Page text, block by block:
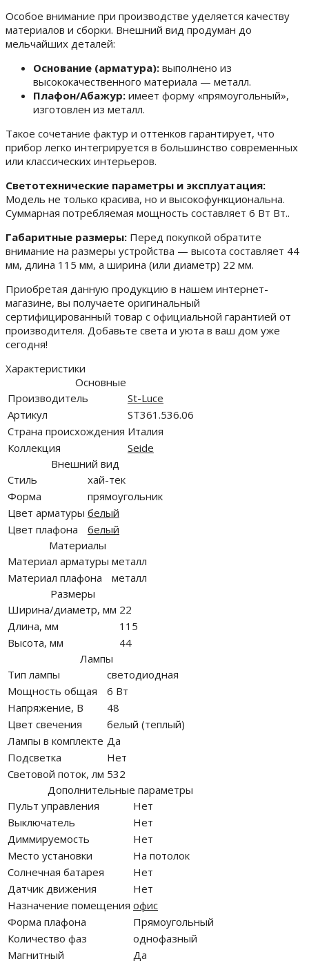
Особое внимание при производстве уделяется качеству
материалов и сборки. Внешний вид продуман до
мельчайших деталей:
Основание (арматура): выполнено из
высококачественного материала — металл.
Плафон/Абажур: имеет форму «прямоугольный»,
изготовлен из металл.
Такое сочетание фактур и оттенков гарантирует, что
прибор легко интегрируется в большинство современных
или классических интерьеров.
Светотехнические параметры и эксплуатация:
Модель не только красива, но и высокофункциональна.
Суммарная потребляемая мощность составляет 6 Вт Вт..
Габаритные размеры: Перед покупкой обратите
внимание на размеры устройства — высота составляет 44
мм, длина 115 мм, а ширина (или диаметр) 22 мм.
Приобретая данную продукцию в нашем интернет-
магазине, вы получаете оригинальный
сертифицированный товар с официальной гарантией от
производителя. Добавьте света и уюта в ваш дом уже
сегодня!
Характеристики
Основные
Производитель
St-Luce
Артикул
ST361.536.06
Страна происхождения Италия
Коллекция
Seide
Внешний вид
Стиль
хай-тек
Форма
прямоугольник
Цвет арматуры белый
Цвет плафона
белый
Материалы
Материал арматуры металл
Материал плафона
металл
Размеры
Ширина/диаметр, мм 22
Длина, мм
115
Высота, мм
44
Лампы
Тип лампы
светодиодная
Мощность общая
6 Вт
Напряжение, В
48
Цвет свечения
белый (теплый)
Лампы в комплекте Да
Подсветка
Нет
Световой поток, лм 532
Дополнительные параметры
Пульт управления
Нет
Выключатель
Нет
Диммируемость
Нет
Место установки
На потолок
Солнечная батарея
Нет
Датчик движения
Нет
Назначение помещения офис
Форма плафона
Прямоугольный
Количество фаз
однофазный
Магнитный
Да